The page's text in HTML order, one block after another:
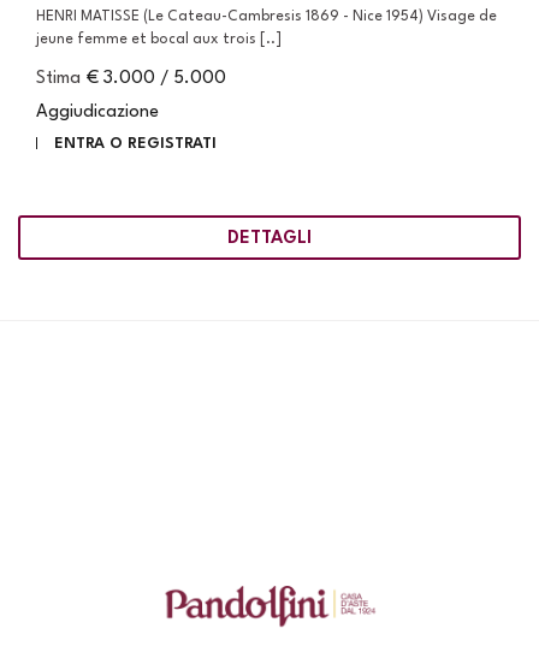
HENRI MATISSE (Le Cateau-Cambresis 1869 - Nice 1954) Visage de
jeune femme et bocal aux trois [..]
Stima € 3.000 / 5.000
Aggiudicazione
ENTRA O REGISTRATI
DETTAGLI